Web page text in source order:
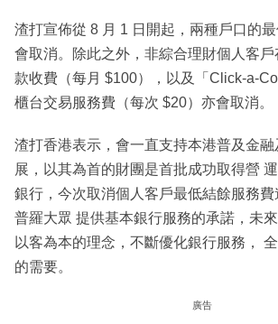
渣打宣佈從 8 月 1 日開起，兩種戶口的
會取消。除此之外，非綜合理財個人客
款收費（每月 $100），以及「Click-a-
櫃台交易服務費（每次 $20）亦會取消。
渣打香港表示，會一直支持本港普及金
展，以其為首的財團是首批成功取得營
銀行，今次取消個人客戶最低結餘服務
普羅大眾 提供基本銀行服務的承諾，未
以客為本的理念，不斷優化銀行服務，
的需要。
廣告